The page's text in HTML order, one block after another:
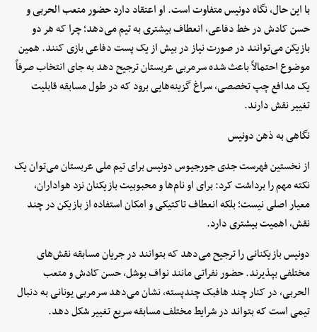
با این حال، نگاه دونیس متفاوت است. او اعتقاد دارد حضور متعب الحربی و
حسن کادش در خط دفاعی، انعطاف بیشتری به تیم می‌دهد؛ چرا که هر دو
بازیکن می‌توانند در صورت نیاز در بیش از یک پست دفاعی بازی کنند. همین
موضوع احتمالاً باعث شده سرمربی عربستان ترجیح دهد به جای انتخاب صرفاً
یک مدافع چپ تخصصی، سراغ گزینه‌هایی برود که در طول مسابقه قابلیت
تغییر نقش دارند.
نگاهی به ذهن دونیس
از نخستین فهرست جدی جورجیوس دونیس برای تیم ملی عربستان می‌توان یک
نکته مهم را برداشت کرد: برای او نام‌ها و محبوبیت بازیکنان نزد هواداران،
معیار اصلی نیست؛ بلکه انعطاف تاکتیکی و امکان استفاده از بازیکن در چند
نقش، اهمیت بیشتری دارد.
دونیس بازیکنانی را ترجیح می‌دهد که بتوانند در جریان مسابقه نقش‌های
مختلفی بپذیرند. حضور نفراتی مانند نواف بوشل، حسن کادش و متعب
الحربی، در کنار چند هافبک چندپسته، نشان می‌دهد سرمربی یونانی به دنبال
تیمی است که بتواند در شرایط مختلف مسابقه سریع تغییر شکل دهد.